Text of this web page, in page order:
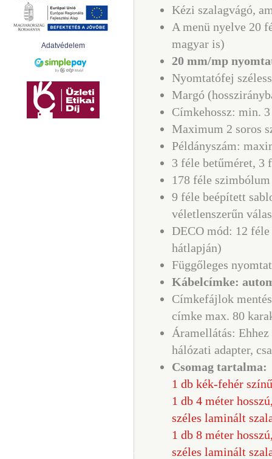
Adatvédelem
Kézi szalagvágó,
A menü nyelve 20
magyar is)
20 mm/mp
Nyomtatófej
Margó
Címkehossz: min.
Maximum 2 soros
Példányszám:
3 féle betűméret, 3
178 féle
9 féle beépített
véletlenszerűn
DECO mód: 12
hátlapján)
Függőleges
Kábelcímke:
Címkefájlok
címke max. 80
Áramellátás:
hálózati adapter,
Csomag tartalma:
1 db kék-fehér
1 db 4 méter
széles laminált
1 db 8 méter
széles laminált